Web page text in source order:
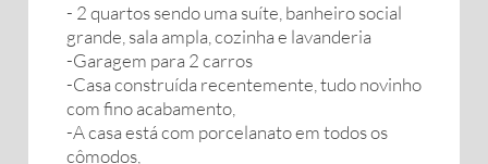
- 2 quartos sendo uma suíte, banheiro social
grande, sala ampla, cozinha e lavanderia
-Garagem para 2 carros
-Casa construída recentemente, tudo novinho
com fino acabamento,
-A casa está com porcelanato em todos os
cômodos,